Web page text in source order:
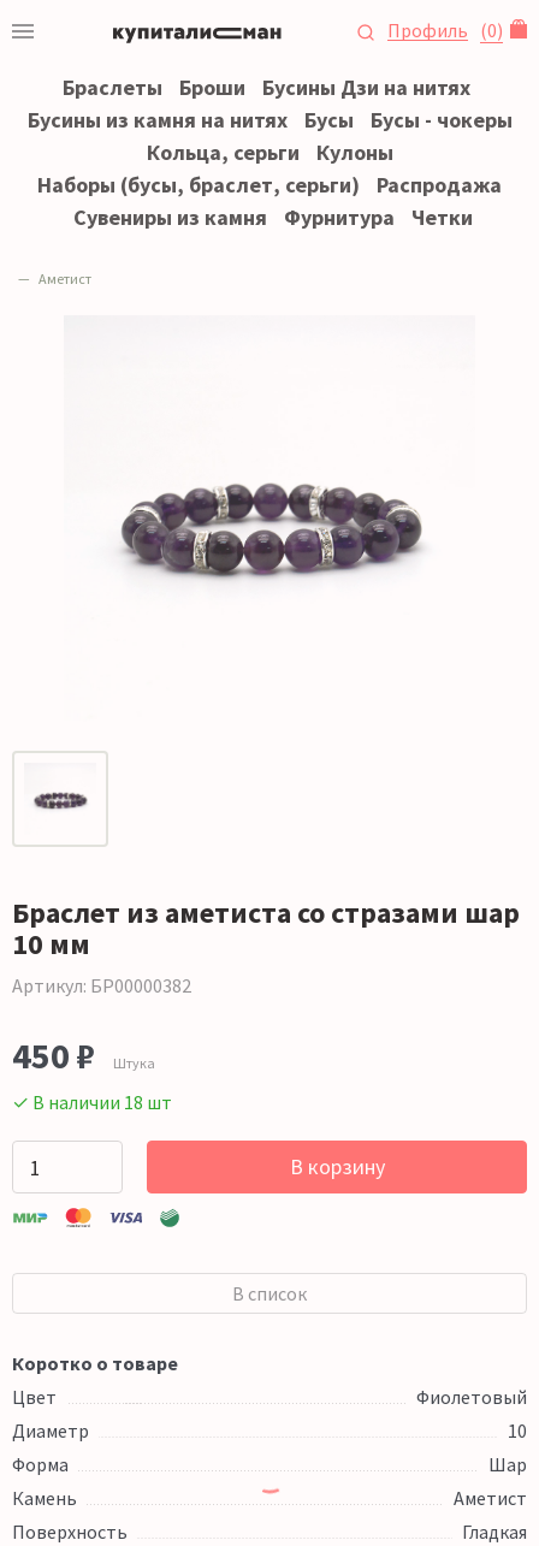
Профиль (0)
Браслеты Броши
Бусины Дзи на нитях
Бусины из камня на нитях
Бусы
Бусы - чокеры
Кольца, серьги
Кулоны
Наборы (бусы, браслет, серьги)
Распродажа
Сувениры из камня
Фурнитура Четки
Аметист
Браслет из аметиста со стразами шар
10 мм
Артикул: БР00000382
450 ₽ Штука
✓ В наличии 18 шт
В корзину
В список
Коротко о товаре
Цвет
Фиолетовый
Диаметр
10
Форма
Шар
Камень
Аметист
Поверхность
Гладкая